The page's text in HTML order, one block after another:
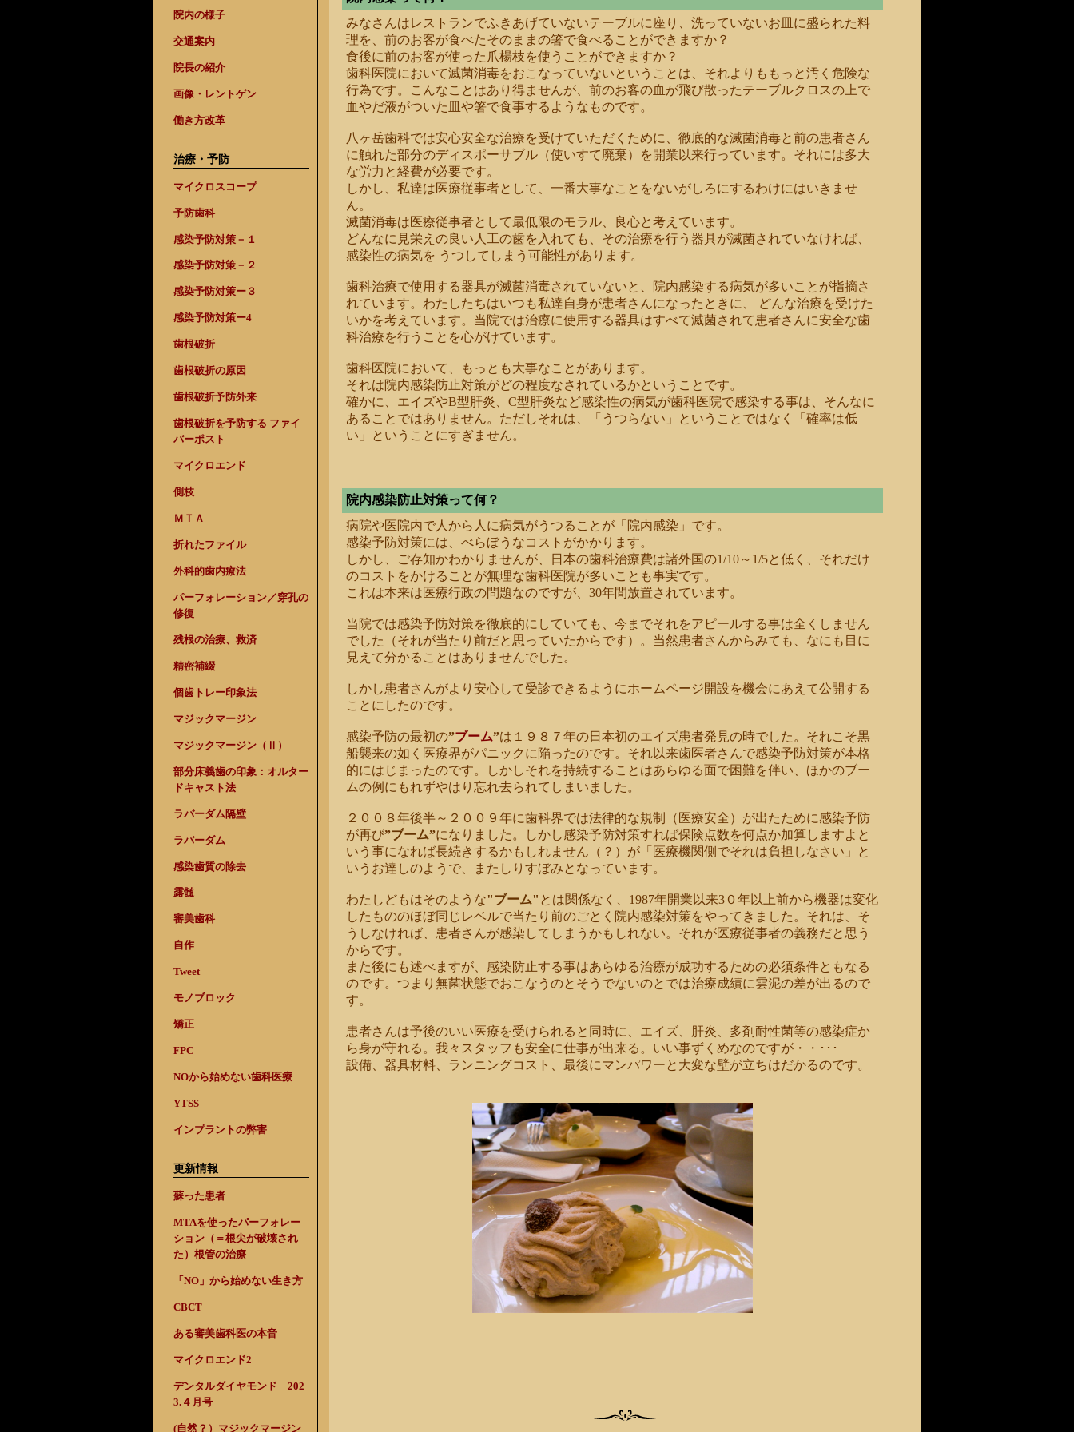
院内の様子
交通案内
院長の紹介
画像・レントゲン
働き方改革
治療・予防
マイクロスコープ
予防歯科
感染予防対策－１
感染予防対策－２
感染予防対策ー３
感染予防対策ー4
歯根破折
歯根破折の原因
歯根破折予防外来
歯根破折を予防する ファイ
バーポスト
マイクロエンド
側枝
ＭＴＡ
折れたファイル
外科的歯内療法
パーフォレーション／穿孔の
修復
残根の治療、救済
精密補綴
個歯トレー印象法
マジックマージン
マジックマージン（Ⅱ）
部分床義歯の印象：オルター
ドキャスト法
ラバーダム隔壁
ラバーダム
感染歯質の除去
露髄
審美歯科
自作
Tweet
モノブロック
矯正
FPC
NOから始めない歯科医療
YTSS
インプラントの弊害
更新情報
蘇った患者
MTAを使ったパーフォレー
ション（＝根尖が破壊され
た）根管の治療
「NO」から始めない生き方
CBCT
ある審美歯科医の本音
マイクロエンド2
デンタルダイヤモンド 202
3.４月号
(自然？）マジックマージン
みなさんはレストランでふきあげていないテーブルに座り、洗っていないお皿に盛られた料
理を、前のお客が食べたそのままの箸で食べることができますか？
食後に前のお客が使った爪楊枝を使うことができますか？
歯科医院において滅菌消毒をおこなっていないということは、それよりももっと汚く危険な
行為です。こんなことはあり得ませんが、前のお客の血が飛び散ったテーブルクロスの上で
血やだ液がついた皿や箸で食事するようなものです。
八ヶ岳歯科では安心安全な治療を受けていただくために、徹底的な滅菌消毒と前の患者さん
に触れた部分のディスポーサブル（使いすて廃棄）を開業以来行っています。それには多大
な労力と経費が必要です。
しかし、私達は医療従事者として、一番大事なことをないがしろにするわけにはいきませ
ん。
滅菌消毒は医療従事者として最低限のモラル、良心と考えています。
どんなに見栄えの良い人工の歯を入れても、その治療を行う器具が滅菌されていなければ、
感染性の病気を うつしてしまう可能性があります。
歯科治療で使用する器具が滅菌消毒されていないと、院内感染する病気が多いことが指摘さ
れています。わたしたちはいつも私達自身が患者さんになったときに、 どんな治療を受けた
いかを考えています。当院では治療に使用する器具はすべて滅菌されて患者さんに安全な歯
科治療を行うことを心がけています。
歯科医院において、もっとも大事なことがあります。
それは院内感染防止対策がどの程度なされているかということです。
確かに、エイズやB型肝炎、C型肝炎など感染性の病気が歯科医院で感染する事は、そんなに
あることではありません。ただしそれは、「うつらない」ということではなく「確率は低
い」ということにすぎません。
院内感染防止対策って何？
病院や医院内で人から人に病気がうつることが「院内感染」です。
感染予防対策には、べらぼうなコストがかかります。
しかし、ご存知かわかりませんが、日本の歯科治療費は諸外国の1/10～1/5と低く、それだけ
のコストをかけることが無理な歯科医院が多いことも事実です。
これは本来は医療行政の問題なのですが、30年間放置されています。
当院では感染予防対策を徹底的にしていても、今までそれをアピールする事は全くしません
でした（それが当たり前だと思っていたからです）。当然患者さんからみても、なにも目に
見えて分かることはありませんでした。
しかし患者さんがより安心して受診できるようにホームページ開設を機会にあえて公開する
ことにしたのです。
感染予防の最初の”ブーム”は１９８７年の日本初のエイズ患者発見の時でした。それこそ黒
船襲来の如く医療界がパニックに陥ったのです。それ以来歯医者さんで感染予防対策が本格
的にはじまったのです。しかしそれを持続することはあらゆる面で困難を伴い、ほかのブー
ムの例にもれずやはり忘れ去られてしまいました。
２００８年後半～２００９年に歯科界では法律的な規制（医療安全）が出たために感染予防
が再び”ブーム”になりました。しかし感染予防対策すれば保険点数を何点か加算しますよと
いう事になれば長続きするかもしれません（？）が「医療機関側でそれは負担しなさい」と
いうお達しのようで、またしりすぼみとなっています。
わたしどもはそのような"ブーム" とは関係なく、1987年開業以来3０年以上前から機器は変化
したもののほぼ同じレベルで当たり前のごとく院内感染対策をやってきました。それは、そ
うしなければ、患者さんが感染してしまうかもしれない。それが医療従事者の義務だと思う
からです。
また後にも述べますが、感染防止する事はあらゆる治療が成功するための必須条件ともなる
のです。つまり無菌状態でおこなうのとそうでないのとでは治療成績に雲泥の差が出るので
す。
患者さんは予後のいい医療を受けられると同時に、エイズ、肝炎、多剤耐性菌等の感染症か
ら身が守れる。我々スタッフも安全に仕事が出来る。いい事ずくめなのですが・・･･･
設備、器具材料、ランニングコスト、最後にマンパワーと大変な壁が立ちはだかるのです。